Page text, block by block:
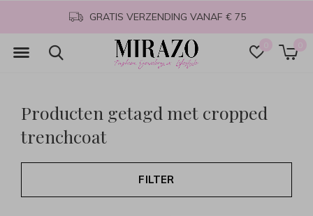
0 0
GRATIS VERZENDING VANAF € 75
Producten getagd met cropped
trenchcoat
FILTER